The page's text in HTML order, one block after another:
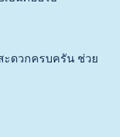
ะดวกครบครัน ช่วย